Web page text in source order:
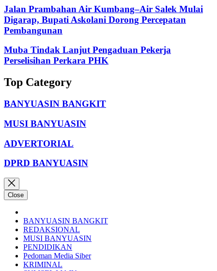
Jalan Prambahan Air Kumbang–Air Salek Mulai
Digarap, Bupati Askolani Dorong Percepatan
Pembangunan
Muba Tindak Lanjut Pengaduan Pekerja
Perselisihan Perkara PHK
Top Category
BANYUASIN BANGKIT
MUSI BANYUASIN
ADVERTORIAL
DPRD BANYUASIN
Close
BANYUASIN BANGKIT
REDAKSIONAL
MUSI BANYUASIN
PENDIDIKAN
Pedoman Media Siber
KRIMINAL